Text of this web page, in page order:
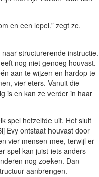
en een lepel,” zegt ze.
structurerende instructie.
nog niet genoeg houvast.
aan te wijzen en hardop te
vier eters. Vanuit die
is en kan ze verder in haar
spel hetzelfde uit. Het sluit
Evy ontstaat houvast door
vier mensen mee, terwijl er
spel kan juist iets anders
nog zoeken. Dan
aanbrengen.